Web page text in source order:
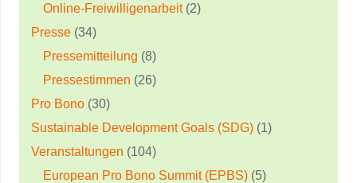
Online-Freiwilligenarbeit(2)
Presse (34)
Pressemitteilung (8)
Pressestimmen (26)
Pro Bono (30)
Sustainable Development Goals (SDG) (1)
Veranstaltungen (104)
European Pro Bono Summit (EPBS) (5)